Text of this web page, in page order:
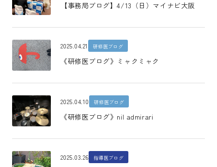
【事務局ブログ】4/13（日）マイナビ大阪
2025.04.21 研修医ブログ
《研修医ブログ》ミャクミャク
2025.04.10 研修医ブログ
《研修医ブログ》nil admirari
2025.03.26 指導医ブログ